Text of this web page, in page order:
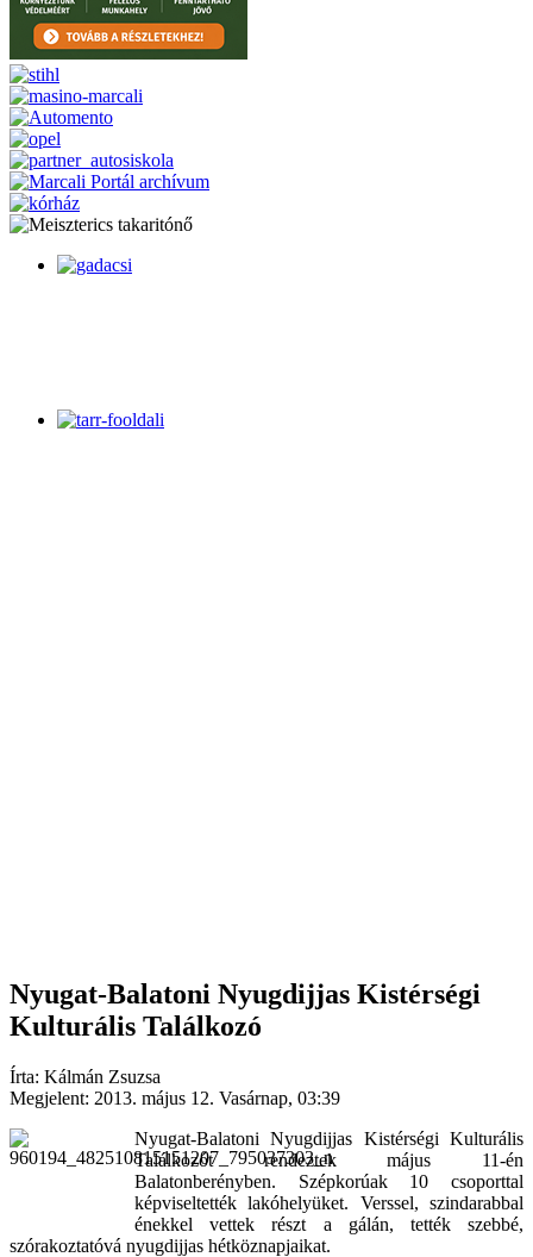
Nyugat-Balatoni Nyugdijjas Kistérségi
Kulturális Találkozó
Írta: Kálmán Zsuzsa
Megjelent: 2013. május 12. Vasárnap, 03:39
Nyugat-Balatoni Nyugdijjas Kistérségi Kulturális
Találkozót rendeztek május 11-én
Balatonberényben. Szépkorúak 10 csoporttal
képviseltették lakóhelyüket. Verssel, szindarabbal
énekkel vettek részt a gálán, tették szebbé,
szórakoztatóvá nyugdijjas hétköznapjaikat.